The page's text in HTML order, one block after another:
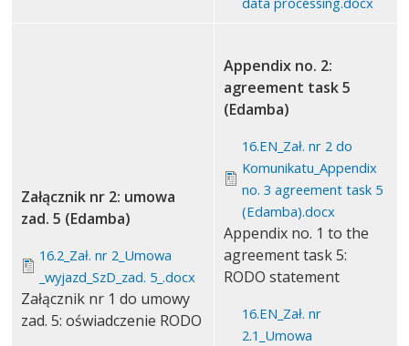
Załącznik nr 2: umowa
zad. 5 (Edamba)
16.2_Zał. nr 2_Umowa
_wyjazd_SzD_zad. 5_.docx
Załącznik nr 1 do umowy
zad. 5: oświadczenie RODO
Appendix no. 2:
agreement task 5
(Edamba)
16.EN_Zał. nr 2 do
Komunikatu_Appendix
no. 3 agreement task 5
(Edamba).docx
Appendix no. 1 to the
agreement task 5:
RODO statement
16.EN_Zał. nr
2.1_Umowa